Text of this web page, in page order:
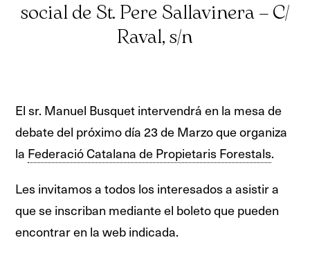
social de St. Pere Sallavinera – C/
Raval, s/n
El sr. Manuel Busquet intervendrá en la mesa de
debate del próximo día 23 de Marzo que organiza
la Federació Catalana de Propietaris Forestals.
Les invitamos a todos los interesados a asistir a
que se inscriban mediante el boleto que pueden
encontrar en la web indicada.